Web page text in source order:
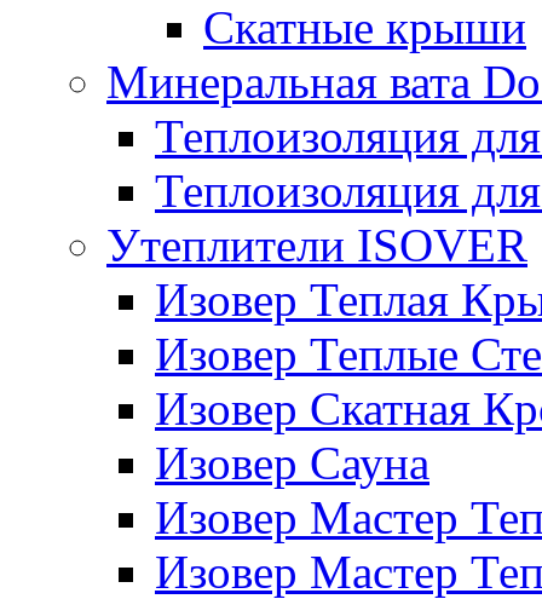
Скатные крыши
Минеральная вата
Теплоизоляция
Теплоизоляция
Утеплители ISOVER
Изовер Теплая
Изовер Теплые
Изовер Скатная
Изовер Сауна
Изовер Мастер
Изовер Мастер